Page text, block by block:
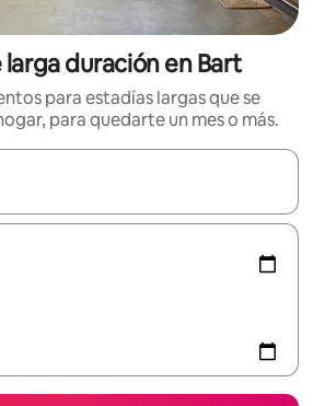
duración en Bart
para estadías largas que se
para quedarte un mes o más.
estén disponibles, navegá con las